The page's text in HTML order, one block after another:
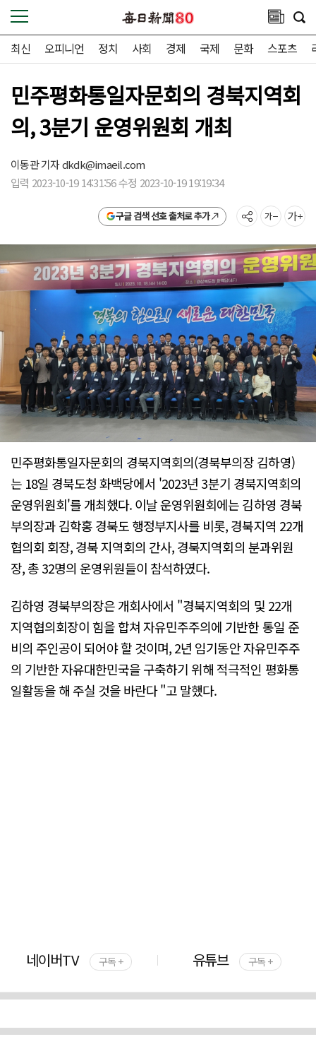
최신 오피니언 정치 사회 경제 국제 문화 스포츠
민주평화통일자문회의 경북지역회
의, 3분기 운영위원회 개최
이동관 기자dkdk@imaeil.com
입력 2023-10-19 14:31:56 수정 2023-10-19 19:19:34
구글 검색 선호 출처로 추가
민주평화통일자문회의 경북지역회의(경북부의장 김하영)
는 18일 경북도청 화백당에서 '2023년 3분기 경북지역회의
운영위원회'를 개최했다. 이날 운영위원회에는 김하영 경북
부의장과 김학홍 경북도 행정부지사를 비롯, 경북지역 22개
협의회 회장, 경북 지역회의 간사, 경북지역회의 분과위원
장, 총 32명의 운영위원들이 참석하였다.
김하영 경북부의장은 개회사에서 "경북지역회의 및 22개
지역협의회장이 힘을 합쳐 자유민주주의에 기반한 통일 준
비의 주인공이 되어야 할 것이며, 2년 임기동안 자유민주주
의 기반한 자유대한민국을 구축하기 위해 적극적인 평화통
일활동을 해 주실 것을 바란다 "고 말했다.
네이버TV 구독 + 유튜브 구독 +